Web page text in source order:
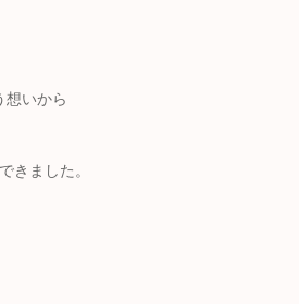
想いから
きました。